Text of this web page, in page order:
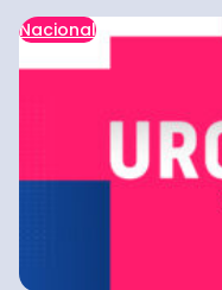
Nacional